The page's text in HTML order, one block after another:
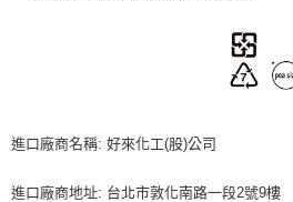
進口廠商名稱: 好來化工(股)公司
進口廠商地址: 台北市敦化南路一段2號9樓